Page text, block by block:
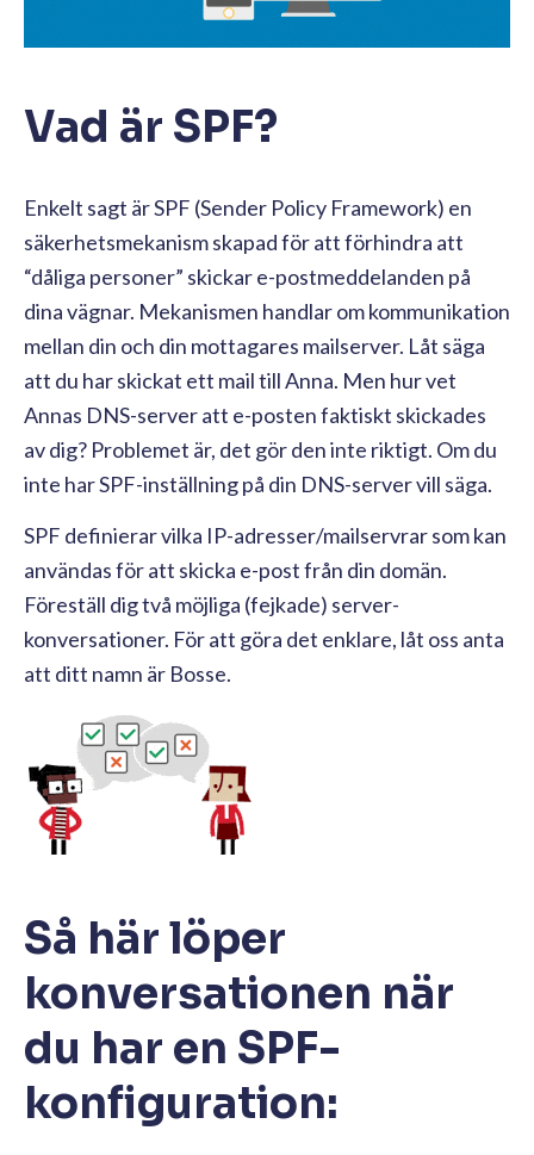
Vad är SPF?
Enkelt sagt är SPF (Sender Policy Framework) en
säkerhetsmekanism skapad för att förhindra att
“dåliga personer” skickar e-postmeddelanden på
dina vägnar. Mekanismen handlar om kommunikation
mellan din och din mottagares mailserver. Låt säga
att du har skickat ett mail till Anna. Men hur vet
Annas DNS-server att e-posten faktiskt skickades
av dig? Problemet är, det gör den inte riktigt. Om du
inte har SPF-inställning på din DNS-server vill säga.
SPF definierar vilka IP-adresser/mailservrar som kan
användas för att skicka e-post från din domän.
Föreställ dig två möjliga (fejkade) server-
konversationer. För att göra det enklare, låt oss anta
att ditt namn är Bosse.
Så här löper
konversationen när
du har en SPF-
konfiguration: